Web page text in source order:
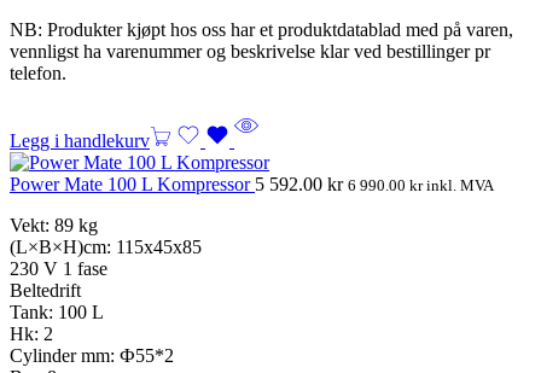
NB: Produkter kjøpt hos oss har et produktdatablad med på varen,
vennligst ha varenummer og beskrivelse klar ved bestillinger pr
telefon.
Legg i handlekurv
Power Mate 100 L Kompressor 5 592.00 kr 6 990.00 krinkl. MVA
Vekt: 89 kg
(L×B×H)cm: 115x45x85
230 V 1 fase
Beltedrift
Tank: 100 L
Hk: 2
Cylinder mm: Ф55*2